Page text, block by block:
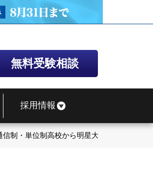
無料受験相談
採用情報
信制・単位制高校から明星大学に合格！